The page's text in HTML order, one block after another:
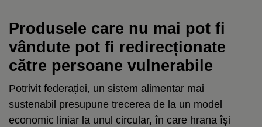
Produsele care nu mai pot fi
vândute pot fi redirecționate
către persoane vulnerabile
Potrivit federației, un sistem alimentar mai
sustenabil presupune trecerea de la un model
economic liniar la unul circular, în care hrana își